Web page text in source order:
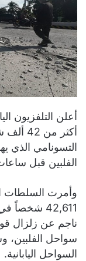
أعلن التلفزيون
أكثر
التسونامي الذي
الفلبين قبل
وأمرت السلطات
42,611
سواحل
السواحل اليابانية.